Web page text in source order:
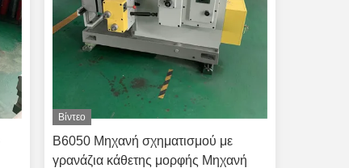
Βίντεο
Β6050 Μηχανή σχηματισμού με
γρανάζια κάθετης μορφής Μηχανή